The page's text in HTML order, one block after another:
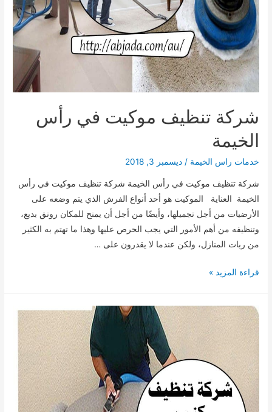
شركة تنظيف موكيت في رأس
الخيمة
خدمات راس الخيمة /ديسمبر 3, 2018
شركة تنظيف موكيت في رأس الخيمة شركة تنظيف موكيت في رأس
الخيمة العناية الموكيت هو أحد أنواع الفرش الذي يتم وضعه على
الأرضيات من أجل تجميلها، وأيضًا من أجل أن يمنح للمكان رونق بديع،
وتنظيفه من أهم الأمور التي يجب الحرص عليها وهذا ما تهتم به الكثير
من ربات المنازل، ولكن عندما لا يقدرون على …
شركة
في
الخيمة
قراءة المزيد »